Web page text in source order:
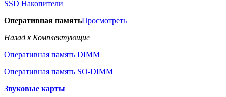
SSD Накопители
Оперативная памятьПросмотреть
Назад к Комплектующие
Оперативная память DIMM
Оперативная память SO-DIMM
Звуковые карты